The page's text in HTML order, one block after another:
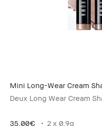
Mini Long-Wear Cream
Deux Long Wear Cream
35.00€ 2 x 0.9g